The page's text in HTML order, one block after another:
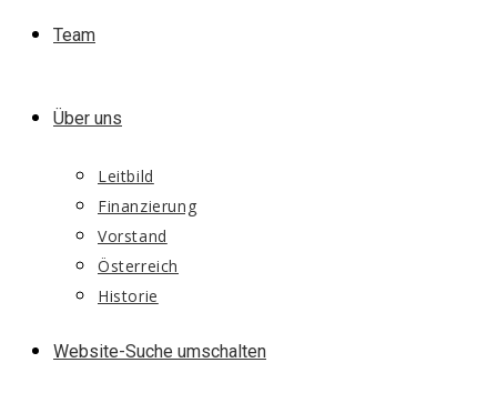
Team
Über uns
Leitbild
Finanzierung
Vorstand
Österreich
Historie
Website-Suche umschalten